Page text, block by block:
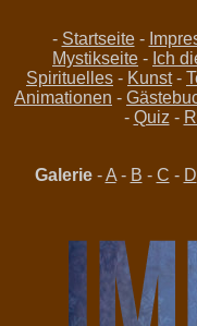
- Startseite-
Mystikseite - Ich
Spirituelles - Kunst-
Animationen -
- Quiz -
Galerie-A- B - C - D